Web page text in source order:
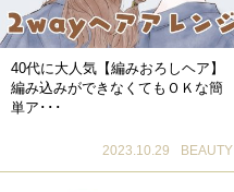
40代に大人気【編みおろしヘア】
編み込みができなくてもＯＫな簡
単ア･･･
2023.10.29 BEAUTY